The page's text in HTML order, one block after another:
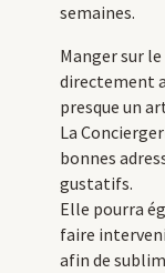
semaines.
Manger sur
directement
presque un
La
bonnes
gustatifs.
Elle pourra
faire
afin de